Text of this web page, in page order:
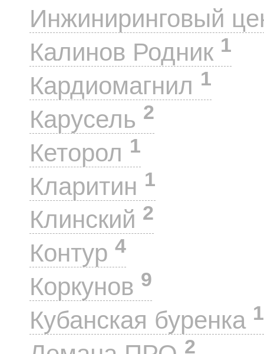
Инжиниринговый
Калинов Родник 1
Кардиомагнил 1
Карусель 2
Кеторол 1
Кларитин 1
Клинский 2
Контур 4
Коркунов 9
Кубанская буренка 1
2